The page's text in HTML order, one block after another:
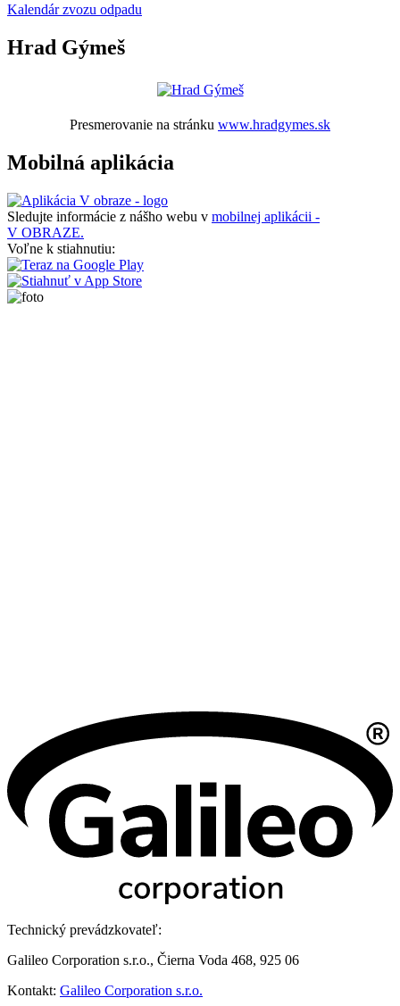
Kalendár zvozu odpadu
Hrad Gýmeš
Presmerovanie na stránku www.hradgymes.sk
Mobilná aplikácia
Sledujte informácie z nášho webu v mobilnej aplikácii -
V OBRAZE.
Voľne k stiahnutiu:
Technický prevádzkovateľ:
Galileo Corporation s.r.o., Čierna Voda 468, 925 06
Kontakt: Galileo Corporation s.r.o.